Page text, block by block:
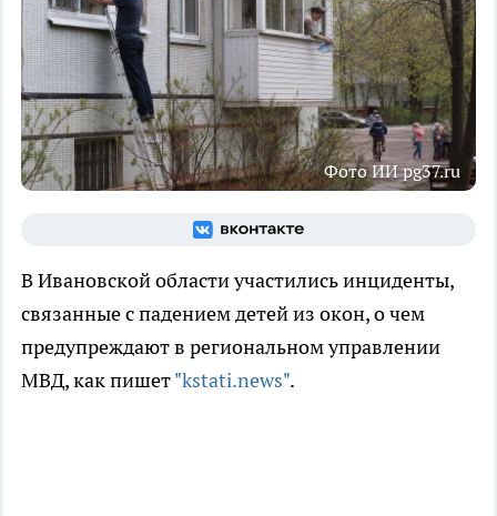
Фото ИИ pg37.ru
В Ивановской области участились инциденты,
связанные с падением детей из окон, о чем
предупреждают в региональном управлении
МВД, как пишет"kstati.news".